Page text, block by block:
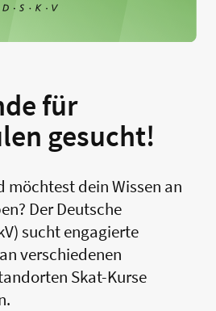
für
gesucht!
möchtest dein Wissen an
Der Deutsche
sucht engagierte
verschiedenen
Skat-Kurse